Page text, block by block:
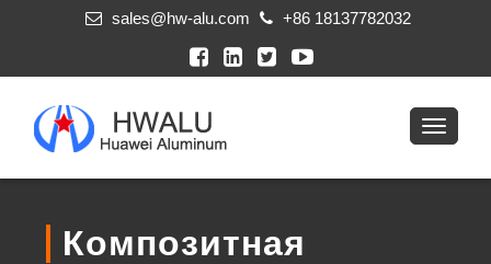
sales@hw-alu.com +86 18137782032
Композитная